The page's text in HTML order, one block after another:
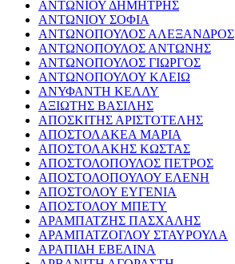
ΑΝΤΩΝΙΟΥ ΔΗΜΗΤΡΗΣ
ΑΝΤΩΝΙΟΥ ΣΟΦΙΑ
ΑΝΤΩΝΟΠΟΥΛΟΣ ΑΛΕΞΑΝΔΡΟΣ
ΑΝΤΩΝΟΠΟΥΛΟΣ ΑΝΤΩΝΗΣ
ΑΝΤΩΝΟΠΟΥΛΟΣ ΓΙΩΡΓΟΣ
ΑΝΤΩΝΟΠΟΥΛΟΥ ΚΛΕΙΩ
ΑΝΥΦΑΝΤΗ ΚΕΛΛΥ
ΑΞΙΩΤΗΣ ΒΑΣΙΛΗΣ
ΑΠΟΣΚΙΤΗΣ ΑΡΙΣΤΟΤΕΛΗΣ
ΑΠΟΣΤΟΛΑΚΕΑ ΜΑΡΙΑ
ΑΠΟΣΤΟΛΑΚΗΣ ΚΩΣΤΑΣ
ΑΠΟΣΤΟΛΟΠΟΥΛΟΣ ΠΕΤΡΟΣ
ΑΠΟΣΤΟΛΟΠΟΥΛΟΥ ΕΛΕΝΗ
ΑΠΟΣΤΟΛΟΥ ΕΥΓΕΝΙΑ
ΑΠΟΣΤΟΛΟΥ ΜΠΕΤΥ
ΑΡΑΜΠΑΤΖΗΣ ΠΑΣΧΑΛΗΣ
ΑΡΑΜΠΑΤΖΟΓΛΟΥ ΣΤΑΥΡΟΥΛΑ
ΑΡΑΠΙΔΗ ΕΒΕΛΙΝΑ